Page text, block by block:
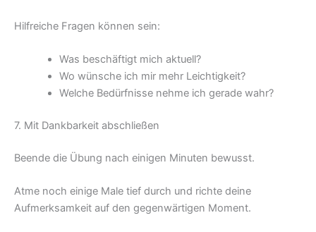
Hilfreiche Fragen können sein:
Was beschäftigt mich aktuell?
Wo wünsche ich mir mehr Leichtigkeit?
Welche Bedürfnisse nehme ich gerade wahr?
7. Mit Dankbarkeit abschließen
Beende die Übung nach einigen Minuten bewusst.
Atme noch einige Male tief durch und richte deine
Aufmerksamkeit auf den gegenwärtigen Moment.